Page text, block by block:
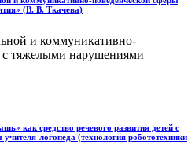
(В. В. Ткачева)
и коммуникативно-
с тяжелыми нарушениями
как средство речевого развития детей с
логопеда (технология робототехники